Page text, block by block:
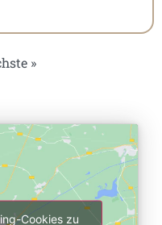
»
Cookies zu